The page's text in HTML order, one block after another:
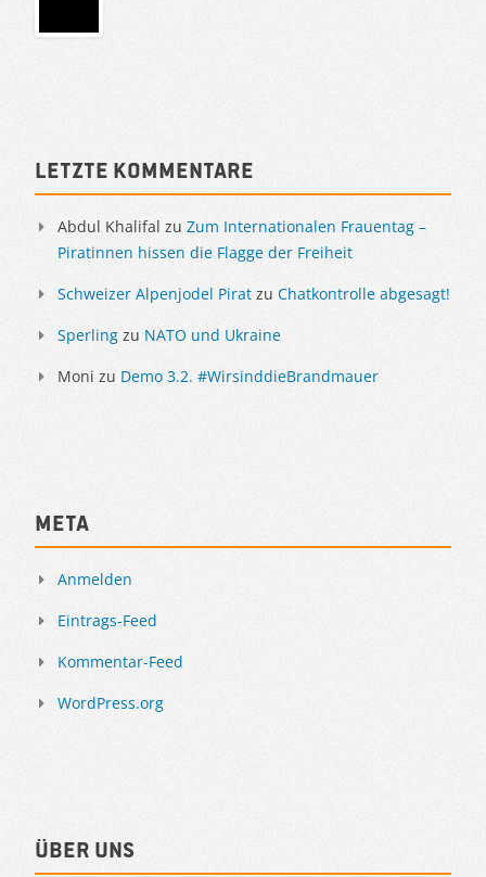
Sidebar
Letzte Kommentare
Abdul Khalifal zu Zum Internationalen Frauentag –
Piratinnen hissen die Flagge der Freiheit
Schweizer Alpenjodel Pirat zu Chatkontrolle abgesagt!
Sperling zu NATO und Ukraine
Moni zu Demo 3.2. #WirsinddieBrandmauer
Meta
Anmelden
Eintrags-Feed
Kommentar-Feed
WordPress.org
Über uns